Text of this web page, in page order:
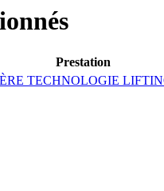
Prestation
TECHNOLOGIE